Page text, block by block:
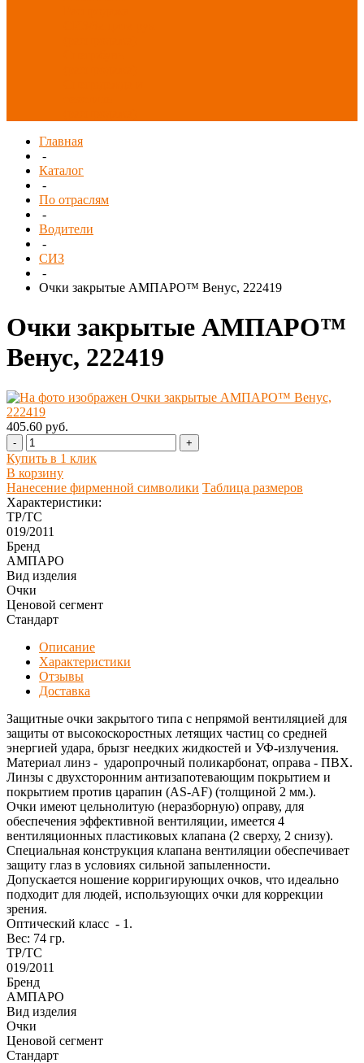
Главная
-
Каталог
-
По отраслям
-
Водители
-
СИЗ
-
Очки закрытые АМПАРО™ Венус, 222419
Очки закрытые АМПАРО™
Венус, 222419
405.60 руб.
- +
Купить в 1 клик
В корзину
Нанесение фирменной символики Таблица размеров
Характеристики:
ТР/ТС
019/2011
Бренд
АМПАРО
Вид изделия
Очки
Ценовой сегмент
Стандарт
Описание
Характеристики
Отзывы
Доставка
Защитные очки закрытого типа с непрямой вентиляцией для
защиты от высокоскоростных летящих частиц со средней
энергией удара, брызг неедких жидкостей и УФ-излучения.
Материал линз - ударопрочный поликарбонат, оправа - ПВХ.
Линзы с двухсторонним антизапотевающим покрытием и
покрытием против царапин (AS-AF) (толщиной 2 мм.).
Очки имеют цельнолитую (неразборную) оправу, для
обеспечения эффективной вентиляции, имеется 4
вентиляционных пластиковых клапана (2 сверху, 2 снизу).
Специальная конструкция клапана вентиляции обеспечивает
защиту глаз в условиях сильной запыленности.
Допускается ношение корригирующих очков, что идеально
подходит для людей, использующих очки для коррекции
зрения.
Оптический класс - 1.
Вес: 74 гр.
ТР/ТС
019/2011
Бренд
АМПАРО
Вид изделия
Очки
Ценовой сегмент
Стандарт